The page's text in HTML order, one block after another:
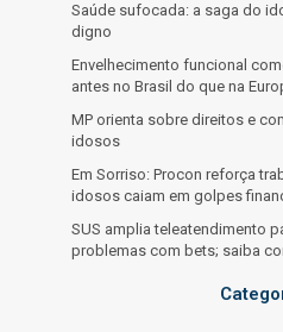
Saúde sufocada: a saga do
digno
Envelhecimento funcional
antes no Brasil do que na
MP orienta sobre direitos e
idosos
Em Sorriso: Procon reforça
idosos caiam em golpes
SUS amplia teleatendimento
problemas com bets; saiba